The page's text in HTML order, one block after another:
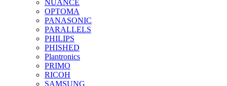
NUANCE
OPTOMA
PANASONIC
PARALLELS
PHILIPS
PHISHED
Plantronics
PRIMO
RICOH
SAMSUNG